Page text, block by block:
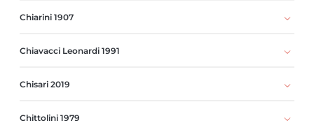
Chiarini 1907
Chiavacci Leonardi 1991
Chisari 2019
Chittolini 1979